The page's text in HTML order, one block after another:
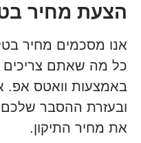
הצעת מחיר
אנו מסכמים מחיר
כל מה שאתם צריכים
באמצעות וואטס אפ.
ובעזרת ההסבר שלכם
את מחיר התיקון.